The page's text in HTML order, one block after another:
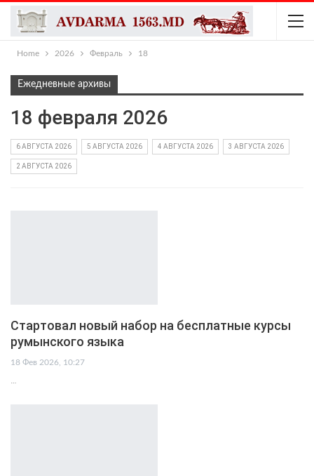
Home 2026 Февраль 18
Ежедневные архивы
18 февраля 2026
6 АВГУСТА 2026 5 АВГУСТА 2026 4 АВГУСТА 2026 3 АВГУСТА 2026
2 АВГУСТА 2026
Стартовал новый набор на бесплатные курсы
румынского языка
18 Фев 2026, 10:27
…